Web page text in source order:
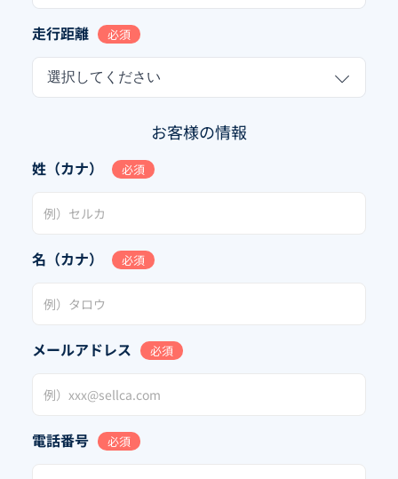
走行距離 必須
選択してください
お客様の情報
姓（カナ） 必須
名（カナ） 必須
メールアドレス 必須
電話番号 必須